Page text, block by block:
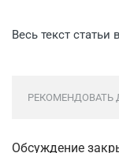
Весь текст
РЕКОМЕНДОВАТЬ
Обсуждение